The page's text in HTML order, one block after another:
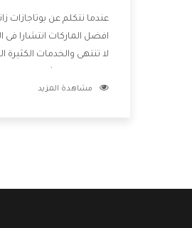
عندما نتكلم عن بوتاجازات
افضل الماركات انتشارا فى
لا تنتهى والخدمات الكثيرة
اشكال كثيرة ومختلفة
مشاهدة المزيد